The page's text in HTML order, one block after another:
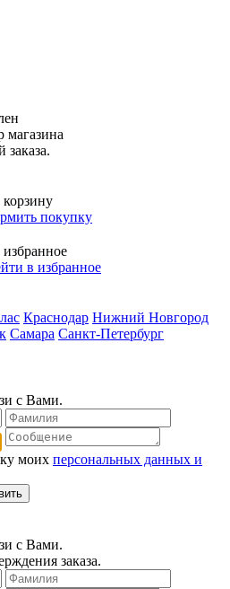
магазина
заказа.
покупку
в избранное
Краснодар Нижний Новгород
Самара Санкт-Петербург
с Вами.
моих персональных данных и
с Вами.
заказа.